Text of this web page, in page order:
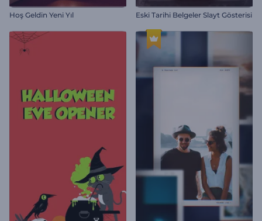
Hoş Geldin Yeni Yıl Eski Tarihi Belgeler Slayt Gösterisi